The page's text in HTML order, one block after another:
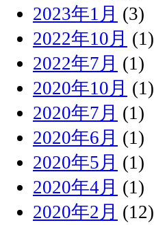
2023年1月 (3)
2022年10月 (1)
2022年7月 (1)
2020年10月 (1)
2020年7月 (1)
2020年6月 (1)
2020年5月 (1)
2020年4月 (1)
2020年2月 (12)